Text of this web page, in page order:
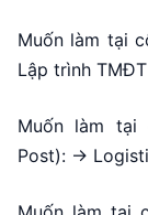
Muốn làm tại
Lập trình
Muốn làm tại
Post): →